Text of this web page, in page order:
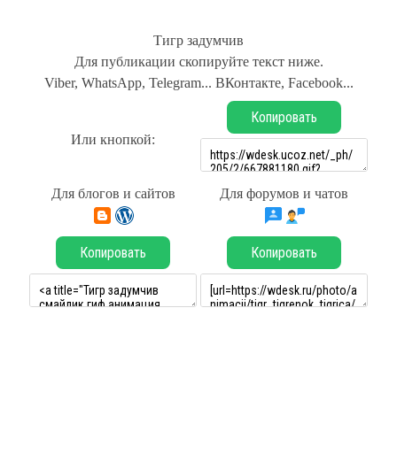
Тигр задумчив
Для публикации скопируйте текст ниже.
Viber, WhatsApp, Telegram... ВКонтакте, Facebook...
Или кнопкой:
Копировать
Для блогов и сайтов Для форумов и чатов
Копировать Копировать